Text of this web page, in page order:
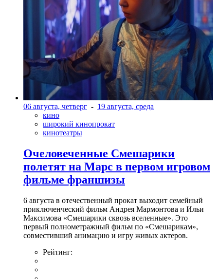
06 августа, четверг - 19 августа, среда
кино
широкий кинопрокат
кинотеатры
Очеловеченные Смешарики
полетят на Марс в первом игровом
фильме франшизы
6 августа в отечественный прокат выходит семейный
приключенческий фильм Андрея Мармонтова и Ильи
Максимова «Смешарики сквозь вселенные». Это
первый полнометражный фильм по «Смешарикам»,
совместивший анимацию и игру живых актеров.
Рейтинг: